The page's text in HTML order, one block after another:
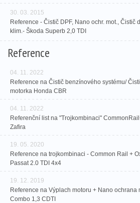
30. 03. 2015
Reference - Čistič DPF, Nano ochr. mot., Čistič
klim.- Škoda Superb 2,0 TDI
Reference
04. 11. 2022
Reference na Čistič benzínového systému/
motorka Honda CBR
04. 11. 2022
Referenční list na "Trojkombinaci"
Zafira
19. 05. 2020
Reference na trojkombinaci - Common Rail +
Passat 2.0 TDI 4x4
19. 12. 2019
Reference na Výplach motoru + Nano ochrana
Combo 1,3 CDTI